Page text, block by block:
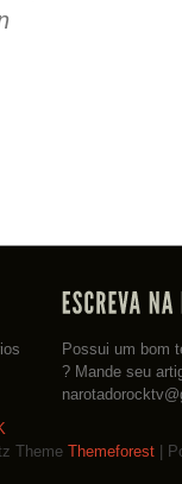
Possui um bom
? Mande seu
Theme Themeforest |